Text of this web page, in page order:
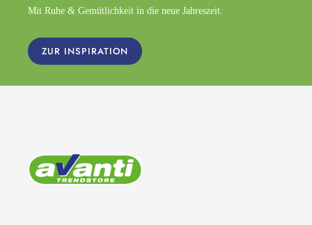
Mit Ruhe & Gemütlichkeit in die neue Jahreszeit.
ZUR INSPIRATION